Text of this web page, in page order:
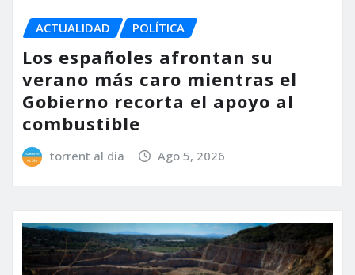
ACTUALIDAD POLÍTICA
Los españoles afrontan su
verano más caro mientras el
Gobierno recorta el apoyo al
combustible
torrent al dia Ago 5, 2026